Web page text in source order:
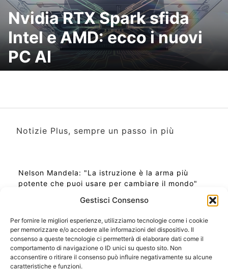
Gestisci Consenso
Per fornire le migliori esperienze, utilizziamo tecnologie come i cookie
per memorizzare e/o accedere alle informazioni del dispositivo. Il
consenso a queste tecnologie ci permetterà di elaborare dati come il
comportamento di navigazione o ID unici su questo sito. Non
acconsentire o ritirare il consenso può influire negativamente su alcune
caratteristiche e funzioni.
Nvidia RTX Spark sfida
Intel e AMD: ecco i nuovi
PC AI
Notizie Plus, sempre un passo in più
Nelson Mandela: "La istruzione è la arma più
potente che puoi usare per cambiare il mondo"
Ora Esatta in Italia in questo momento
Ti Senti Strano Ultimamente? Potrebbe Essere per
la Risonanza di Schumann
Come Sapere Se Stai Ascendendo alla Quinta